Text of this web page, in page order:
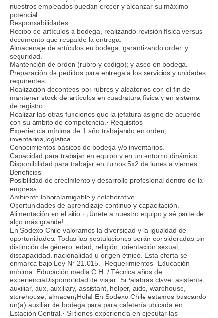
nuestros empleados puedan crecer y alcanzar su máximo
potencial.
Responsabilidades
Recibo de artículos a bodega, realizando revisión física versus
documento que respalde la entrega.
Almacenaje de artículos en bodega, garantizando orden y
seguridad.
Mantención de orden (rubro y código); y aseo en bodega.
Preparación de pedidos para entrega a los servicios y unidades
requirentes.
Realización deconteos por rubros y aleatorios con el fin de
mantener stock de artículos en cuadratura física y en sistema
de registro.
Realizar las otras funciones que la jefatura asigne de acuerdo
con su ámbito de competencia.· Requisitos
Experiencia mínima de 1 año trabajando en orden,
inventarios,logística.
Conocimientos básicos de bodega y/o inventarios.
Capacidad para trabajar en equipo y en un entorno dinámico.
Disponibilidad para trabajar en turnos 5x2 de lunes a viernes.·
Beneficios
Posibilidad de crecimiento y desarrollo profesional dentro de la
empresa.
Ambiente laboralamigable y colaborativo.
Oportunidades de aprendizaje continuo y capacitación.
Alimentación en el sitio.· ¡Únete a nuestro equipo y sé parte de
algo más grande!
En Sodexo Chile valoramos la diversidad y la igualdad de
oportunidades. Todas las postulaciones serán consideradas sin
distinción de género, edad, religión, orientación sexual,
discapacidad, nacionalidad u origen étnico. Esta oferta se
enmarca bajo Ley N° 21.015. -Requerimientos- Educación
mínima: Educación media C.H. / Técnica años de
experienciaDisponibilidad de viajar: SiPalabras clave: asistente,
auxiliar, aux, auxiliary, assistant, helper, aide, warehouse,
storehouse, almacen¡Hola! En Sodexo Chile estamos buscando
un(a) auxiliar de bodega para para cafetería ubicada en
Estación Central.· Si tienes experiencia en ejecutar las